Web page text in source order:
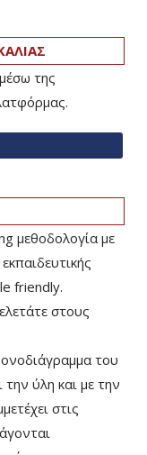
της
μεθοδολογία με
friendly.
στους
του
την ύλη και με την
στις